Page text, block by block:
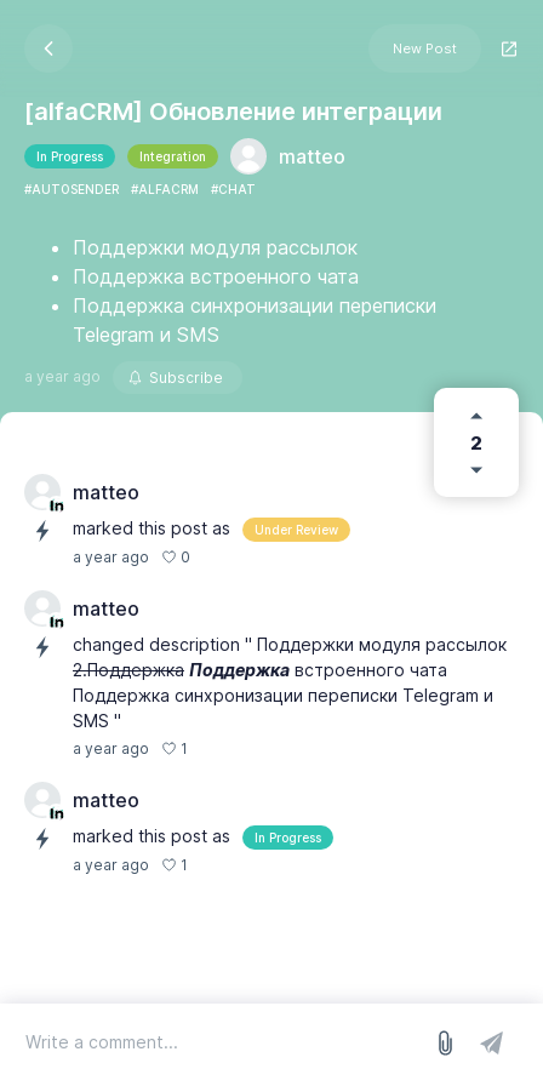
New Post
[alfaCRM] Обновление интеграции
In Progress Integration matteo
#AUTOSENDER #ALFACRM #CHAT
Поддержки модуля рассылок
Поддержка встроенного чата
Поддержка синхронизации переписки
Telegram и SMS
a year ago Subscribe
2
matteo
marked this post as Under Review
a year ago 0
matteo
changed description " Поддержки модуля рассылок
2.Поддержка Поддержка встроенного чата
Поддержка синхронизации переписки Telegram и
SMS "
a year ago 1
matteo
marked this post as In Progress
a year ago 1